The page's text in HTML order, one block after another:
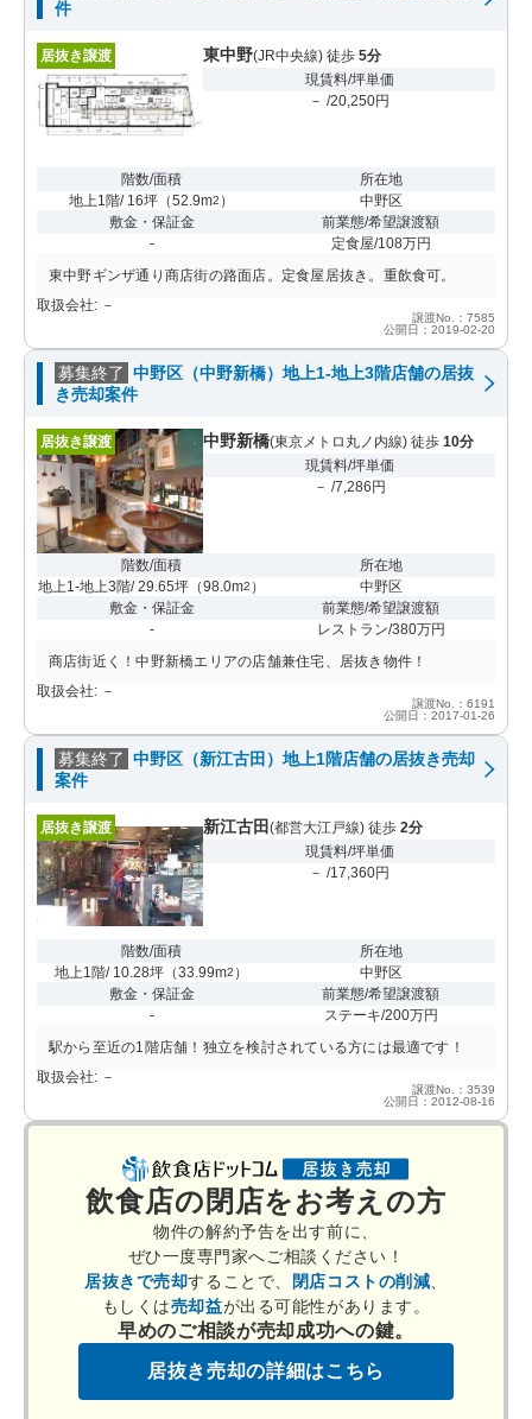
件
居抜き譲渡 東中野(JR中央線) 徒歩 5分
現賃料/坪単価
－ /20,250円
階数/面積
地上1階/ 16坪 （52.9m2 ）
所在地
中野区
敷金・保証金
-
前業態/希望譲渡額
定食屋/108万円
東中野ギンザ通り商店街の路面店。定食屋居抜き。重飲食可。
取扱会社: －
譲渡No.：7585
公開日：2019-02-20
募集終了 中野区（中野新橋）地上1-地上3階店舗の居抜
き売却案件
居抜き譲渡 中野新橋(東京メトロ丸ノ内線) 徒歩 10分
現賃料/坪単価
－ /7,286円
階数/面積
地上1-地上3階/ 29.65坪 （98.0m2 ）
所在地
中野区
敷金・保証金
-
前業態/希望譲渡額
レストラン/380万円
商店街近く！中野新橋エリアの店舗兼住宅、居抜き物件！
取扱会社: －
譲渡No.：6191
公開日：2017-01-26
募集終了 中野区（新江古田）地上1階店舗の居抜き売却
案件
居抜き譲渡 新江古田 (都営大江戸線) 徒歩 2分
現賃料/坪単価
－ /17,360円
階数/面積
地上1階/ 10.28坪 （33.99m2 ）
所在地
中野区
敷金・保証金
-
前業態/希望譲渡額
ステーキ/200万円
駅から至近の1階店舗！独立を検討されている方には最適です！
取扱会社: －
譲渡No.：3539
公開日：2012-08-16
飲食店の閉店をお考えの方
物件の解約予告を出す前に、
ぜひ一度専門家へご相談ください！
居抜きで売却することで、 閉店コストの削減
もしくは売却益が出る可能性があります。
早めのご相談が売却成功への鍵。
居抜き売却の詳細はこちら